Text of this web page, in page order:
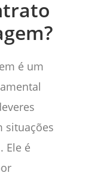
é um
situações
Ele é